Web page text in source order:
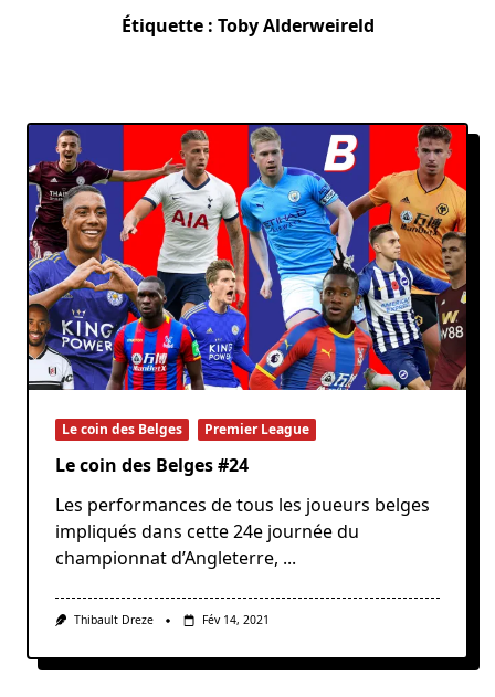
Étiquette : Toby Alderweireld
Le coin des Belges Premier League
Le coin des Belges #24
Les performances de tous les joueurs belges
impliqués dans cette 24e journée du
championnat d’Angleterre, ...
Thibault Dreze Fév 14, 2021